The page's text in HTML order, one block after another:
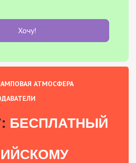
Хочу!
АТМОСФЕРА
БЕСПЛАТНЫЙ